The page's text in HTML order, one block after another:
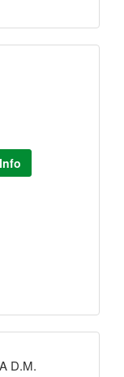
Info
D.M.